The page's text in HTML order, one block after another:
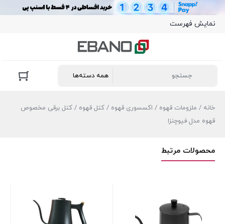
نمایش فهرست
خانه / ملزومات قهوه / اکسسوری قهوه / کتل قهوه / کتل برقی مخصوص
قهوه مدل فیوچنزا
محصولات مرتبط